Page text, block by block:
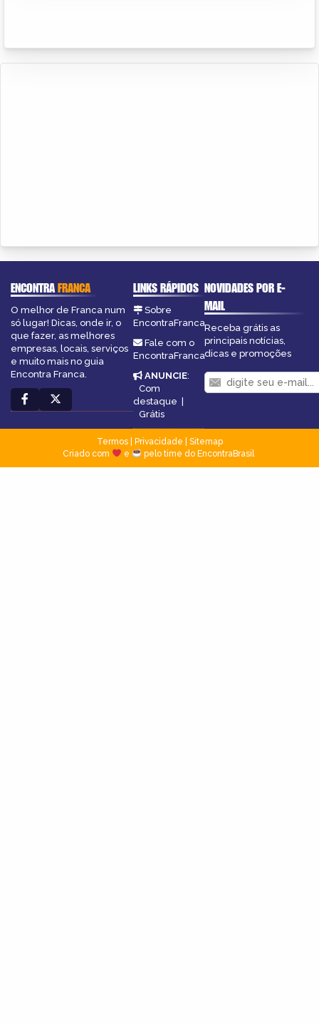
ENCONTRAFRANCA
O melhor de Franca num
só lugar! Dicas, onde ir, o
que fazer, as melhores
empresas, locais, serviços
e muito mais no guia
Encontra Franca.
LINKS RÁPIDOS
Sobre
EncontraFranca
Fale com o
EncontraFranca
ANUNCIE:
Com
destaque |
Grátis
NOVIDADES POR E-
MAIL
Receba grátis as
principais notícias,
dicas e promoções
Termos| Privacidade
Sitemap
Criado com
e pelo time do EncontraBrasil